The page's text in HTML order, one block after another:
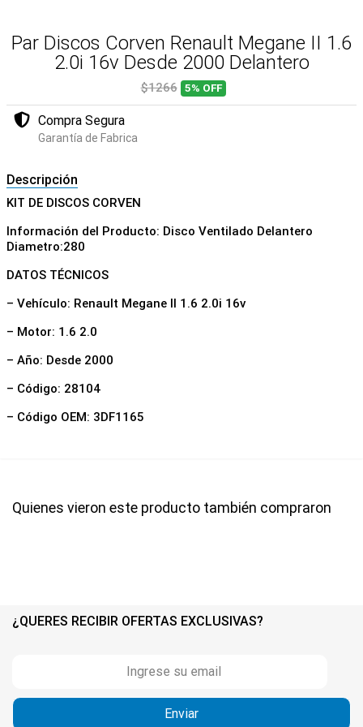
Par Discos Corven Renault Megane II 1.6
2.0i 16v Desde 2000 Delantero
$1266 5% OFF
Compra Segura
Garantía de Fabrica
Descripción
KIT DE DISCOS CORVEN
Información del Producto: Disco Ventilado Delantero
Diametro:280
DATOS TÉCNICOS
– Vehículo: Renault Megane II 1.6 2.0i 16v
– Motor: 1.6 2.0
– Año: Desde 2000
– Código: 28104
– Código OEM: 3DF1165
Quienes vieron este producto también compraron
¿QUERES RECIBIR OFERTAS EXCLUSIVAS?